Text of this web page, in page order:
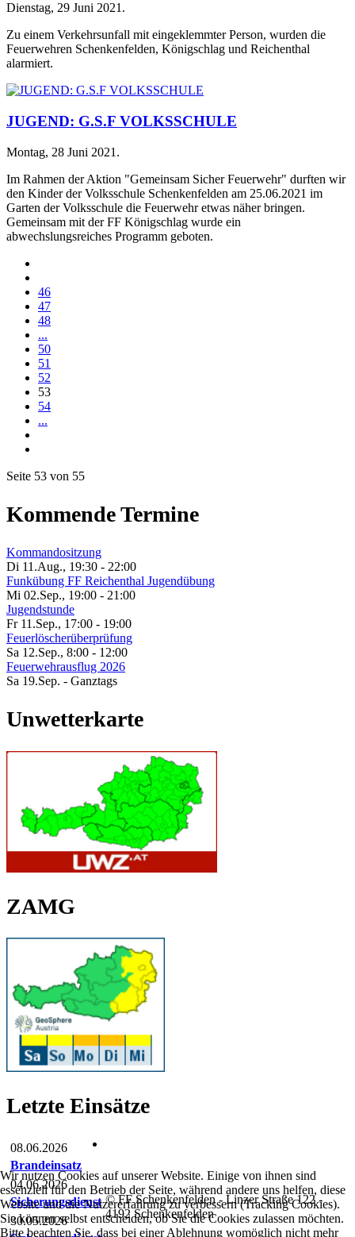
Dienstag, 29 Juni 2021 .
Zu einem Verkehrsunfall mit eingeklemmter Person, wurden die
Feuerwehren Schenkenfelden, Königschlag und Reichenthal
alarmiert.
JUGEND: G.S.F VOLKSSCHULE
Montag, 28 Juni 2021 .
Im Rahmen der Aktion "Gemeinsam Sicher Feuerwehr" durften wir
den Kinder der Volksschule Schenkenfelden am 25.06.2021 im
Garten der Volksschule die Feuerwehr etwas näher bringen.
Gemeinsam mit der FF Königschlag wurde ein
abwechslungsreiches Programm geboten.
46
47
48
...
50
51
52
53
54
...
Seite 53 von 55
Kommende Termine
Kommandositzung
Di 11.Aug., 19:30 - 22:00
Funkübung FF Reichenthal Jugendübung
Mi 02.Sep., 19:00 - 21:00
Jugendstunde
Fr 11.Sep., 17:00 - 19:00
Feuerlöscherüberprüfung
Sa 12.Sep., 8:00 - 12:00
Feuerwehrausflug 2026
Sa 19.Sep. - Ganztags
Unwetterkarte
ZAMG
Letzte Einsätze
08.06.2026
Brandeinsatz
04.06.2026
Sicherungsdienst
30.05.2026
© FF Schenkenfelden - Linzer Straße 122 -
4192 Schenkenfelden
Wir nutzen Cookies auf unserer Website. Einige von ihnen sind
essenziell für den Betrieb der Seite, während andere uns helfen, diese
Website und die Nutzererfahrung zu verbessern (Tracking Cookies).
Sie können selbst entscheiden, ob Sie die Cookies zulassen möchten.
Bitte beachten Sie, dass bei einer Ablehnung womöglich nicht mehr